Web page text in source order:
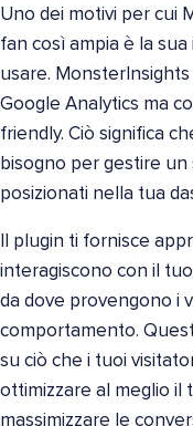
Uno dei motivi per cui
fan così ampia è la
usare.
Google Analytics ma
friendly. Ciò significa
bisogno per gestire
posizionati nella tua
Il plugin ti fornisce
interagiscono con il
da dove provengono i
comportamento.
su ciò che i tuoi
ottimizzare al meglio il
massimizzare le